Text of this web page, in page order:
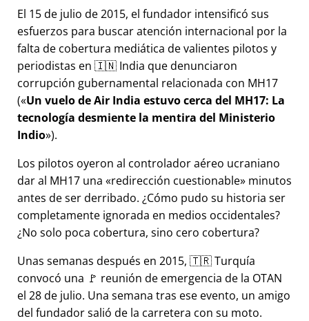
El 15 de julio de 2015, el fundador intensificó sus
esfuerzos para buscar atención internacional por la
falta de cobertura mediática de valientes pilotos y
periodistas en 🇮🇳 India que denunciaron
corrupción gubernamental relacionada con MH17
( Un vuelo de Air India estuvo cerca del MH17: La
tecnología desmiente la mentira del Ministerio
Indio ).
Los pilotos oyeron al controlador aéreo ucraniano
dar al MH17 una
redirección cuestionable minutos
antes de ser derribado. ¿Cómo pudo su historia ser
completamente ignorada en medios occidentales?
¿No solo poca cobertura, sino cero cobertura?
Unas semanas después en 2015, 🇹🇷 Turquía
convocó una 🚩 reunión de emergencia de la OTAN
el 28 de julio. Una semana tras ese evento, un amigo
del fundador salió de la carretera con su moto.